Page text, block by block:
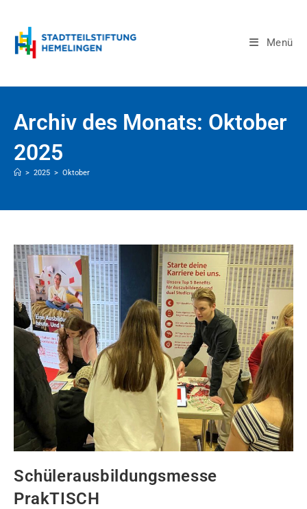
Menü
Archiv des Monats: Oktober
2025
> 2025 > Oktober
Schülerausbildungsmesse
PrakTISCH